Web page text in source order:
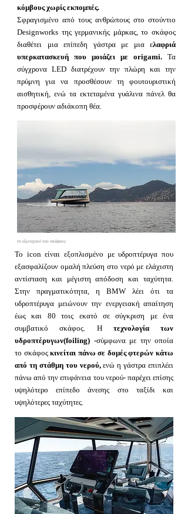
κόμβους χωρίς εκπομπές.
Σφραγισμένο από τους ανθρώπους στο στούντιο
Designworks της γερμανικής μάρκας, το σκάφος
διαθέτει μια επίπεδη γάστρα με μια ελαφριά
υπερκατασκευή που μοιάζει με origami. Τα
σύγχρονα LED διατρέχουν την πλώρη και την
πρύμνη για να προσθέσουν τη φουτουριστική
αισθητική, ενώ τα εκτεταμένα γυάλινα πάνελ θα
προσφέρουν αδιάκοπη θέα.
το εξωτερικό του σκάφους
Το icon είναι εξοπλισμένο με υδροπτέρυγα που
εξασφαλίζουν ομαλή πλεύση στο νερό με ελάχιστη
αντίσταση και μέγιστη απόδοση και ταχύτητα.
Στην πραγματικότητα, η BMW λέει ότι τα
υδροπτέρυγα μειώνουν την ενεργειακή απαίτηση
έως και 80 τοις εκατό σε σύγκριση με ένα
συμβατικό σκάφος. Ητεχνολογία των
υδροπτέρυγων(foiling) -σύμφωνα με την οποία
το σκάφοςκινείται πάνω σε δομές φτερών κάτω
από τη στάθμη του νερού,ενώ η γάστρα επιπλέει
πάνω από την επιφάνεια του νερού- παρέχει επίσης
υψηλότερο επίπεδο άνεσης στο ταξίδι και
υψηλότερες ταχύτητες.